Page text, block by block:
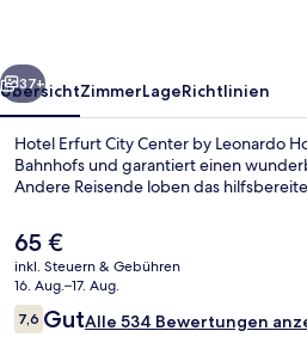
Hotels
Weiter
37+
ÜbersichtZimmerLageRichtlinien
Hotel Erfurt City Center by Leonardo
Bahnhofs und garantiert einen
Andere Reisende loben das
Der
aktuelle
Preis
beträgt
65 €.
65 €
inkl. Steuern & Gebühren
16. Aug.–17. Aug.
Bewertungen
7,67,6 von 10.
GutAlle 534 Bewertungen